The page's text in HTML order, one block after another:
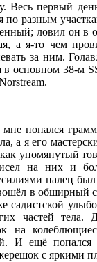
Весь первый
по разным
ловил он в
а я-то чем
за ним.
в основном 38-м
попался
а я его
упомянутый
на них и
палец был
в обширный
садистской
частей тела.
на
И ещё
с яркими